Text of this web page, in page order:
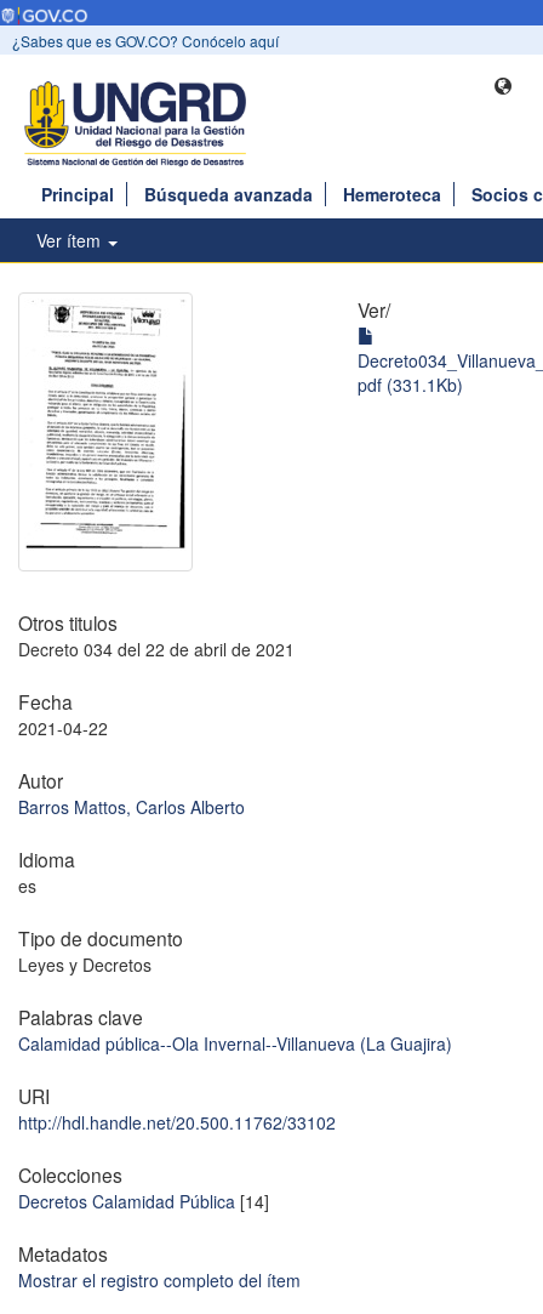
¿Sabes que es GOV.CO? Conócelo aquí
Principal Búsqueda avanzada Hemeroteca
Socios
Ver ítem
Ver/
pdf (331.1Kb)
Otros titulos
Decreto 034 del 22 de abril de 2021
Fecha
2021-04-22
Autor
Barros Mattos, Carlos Alberto
Idioma
es
Tipo de documento
Leyes y Decretos
Palabras clave
Calamidad pública--Ola Invernal--Villanueva (La Guajira)
URI
http://hdl.handle.net/20.500.11762/33102
Colecciones
Decretos Calamidad Pública [14]
Metadatos
Mostrar el registro completo del ítem